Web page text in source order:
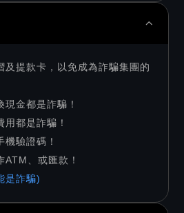
及提款卡，以免成為詐騙集團的
金都是詐騙！
都是詐騙！
驗證碼！
、或匯款！
是詐騙)